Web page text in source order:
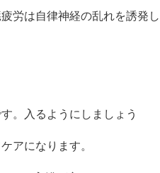
労は自律神経の乱れを誘発し
。入るようにしましょう
アになります。